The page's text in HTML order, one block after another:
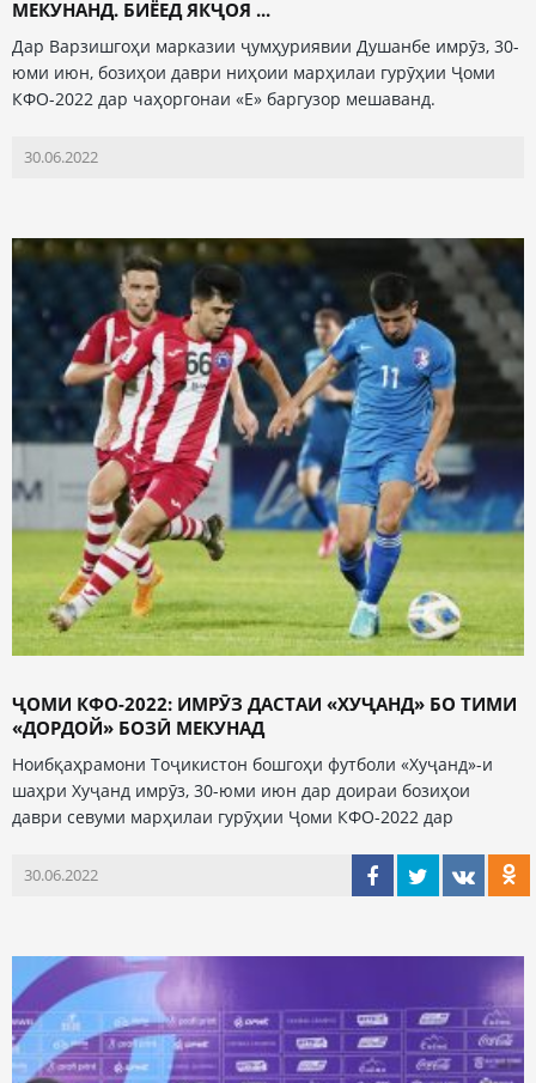
МЕКУНАНД. БИЁЕД ЯКҶОЯ ...
Дар Варзишгоҳи марказии ҷумҳуриявии Душанбе имрӯз, 30-
юми июн, бозиҳои даври ниҳоии марҳилаи гурӯҳии Ҷоми
КФО-2022 дар чаҳоргонаи «Е» баргузор мешаванд.
30.06.2022
ҶОМИ КФО-2022: ИМРӮЗ ДАСТАИ «ХУҶАНД» БО ТИМИ
«ДОРДОЙ» БОЗӢ МЕКУНАД
Ноибқаҳрамони Тоҷикистон бошгоҳи футболи «Хуҷанд»-и
шаҳри Хуҷанд имрӯз, 30-юми июн дар доираи бозиҳои
даври севуми марҳилаи гурӯҳии Ҷоми КФО-2022 дар
30.06.2022